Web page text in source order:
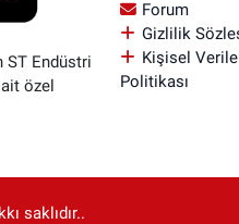
ST Endüstri
özel
Forum
Gizlilik
Kişisel
Politikası
saklıdır..